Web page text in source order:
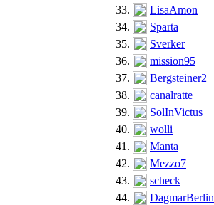
33.
LisaAmon
34.
Sparta
35.
Sverker
36.
mission95
37.
Bergsteiner2
38.
canalratte
39.
SolInVictus
40.
wolli
41.
Manta
42.
Mezzo7
43.
scheck
44.
DagmarBerlin